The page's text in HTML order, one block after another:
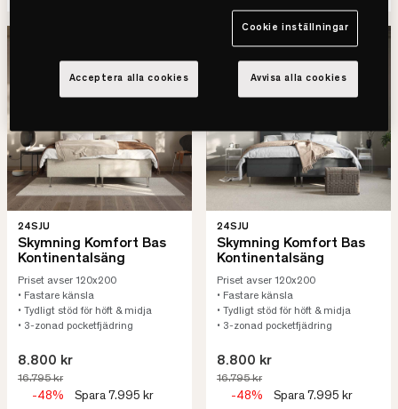
24SJU
Skymning Komfort Bas
Kontinentalsäng
Priset avser 120x200
• Fastare känsla
• Tydligt stöd för höft & midja
• 3-zonad pocketfjädring
8.800 kr
16.795 kr
-48% Spara 7.995 kr
-48% REA
24SJU
Skymning Komfort Bas
Kontinentalsäng
Priset avser 120x200
• Fastare känsla
• Tydligt stöd för höft & midja
• 3-zonad pocketfjädring
8.800 kr
16.795 kr
-48% Spara 7.995 kr
Cookie inställningar
Avvisa alla cookies
Acceptera alla cookies